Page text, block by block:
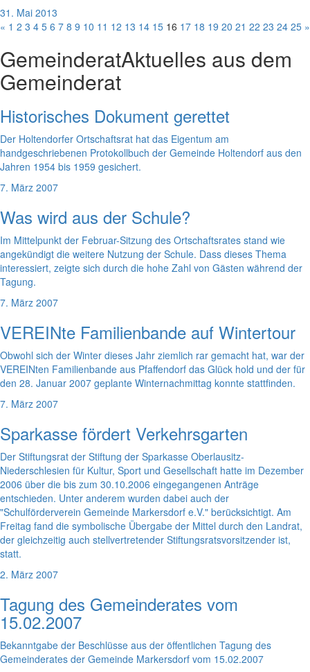
31. Mai 2013
« 1 2 3 4 5 6 7 8 9 10 11 12 13 14 15 16 17 18 19 20 21 22 23 24 25 »
GemeinderatAktuelles aus dem
Gemeinderat
Historisches Dokument gerettet
Der Holtendorfer Ortschaftsrat hat das Eigentum am
handgeschriebenen Protokollbuch der Gemeinde Holtendorf aus den
Jahren 1954 bis 1959 gesichert.
7. März 2007
Was wird aus der Schule?
Im Mittelpunkt der Februar-Sitzung des Ortschaftsrates stand wie
angekündigt die weitere Nutzung der Schule. Dass dieses Thema
interessiert, zeigte sich durch die hohe Zahl von Gästen während der
Tagung.
7. März 2007
VEREINte Familienbande auf Wintertour
Obwohl sich der Winter dieses Jahr ziemlich rar gemacht hat, war der
VEREINten Familienbande aus Pfaffendorf das Glück hold und der für
den 28. Januar 2007 geplante Winternachmittag konnte stattfinden.
7. März 2007
Sparkasse fördert Verkehrsgarten
Der Stiftungsrat der Stiftung der Sparkasse Oberlausitz-
Niederschlesien für Kultur, Sport und Gesellschaft hatte im Dezember
2006 über die bis zum 30.10.2006 eingegangenen Anträge
entschieden. Unter anderem wurden dabei auch der
"Schulförderverein Gemeinde Markersdorf e.V." berücksichtigt. Am
Freitag fand die symbolische Übergabe der Mittel durch den Landrat,
der gleichzeitig auch stellvertretender Stiftungsratsvorsitzender ist,
statt.
2. März 2007
Tagung des Gemeinderates vom
15.02.2007
Bekanntgabe der Beschlüsse aus der öffentlichen Tagung des
Gemeinderates der Gemeinde Markersdorf vom 15.02.2007